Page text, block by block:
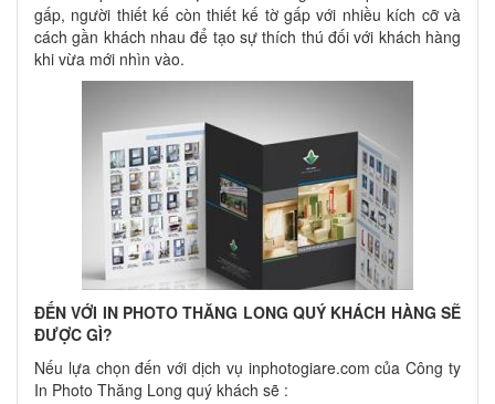
gấp, người thiết kế còn thiết kế tờ gấp với nhiều kích cỡ và
cách gần khách nhau để tạo sự thích thú đối với khách hàng
khi vừa mới nhìn vào.
ĐẾN VỚI IN PHOTO THĂNG LONG QUÝ KHÁCH HÀNG SẼ
ĐƯỢC GÌ?
Nếu lựa chọn đến với dịch vụ inphotogiare.com của Công ty
In Photo Thăng Long quý khách sẽ :